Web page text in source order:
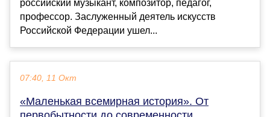
российский музыкант, композитор, педагог,
профессор. Заслуженный деятель искусств
Российской Федерации ушел...
07:40, 11 Окт
«Маленькая всемирная история». От